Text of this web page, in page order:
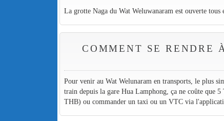
La grotte Naga du Wat Weluwanaram est ouverte tous
COMMENT SE RENDRE
Pour venir au Wat Welunaram en transports, le plus
train depuis la gare Hua Lamphong, ça ne coûte que
THB) ou commander un taxi ou un VTC via